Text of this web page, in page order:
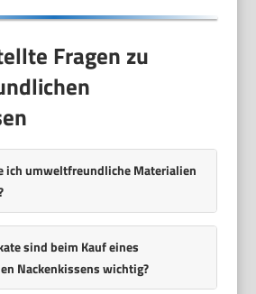
Fragen zu
ich umweltfreundliche Materialien
sind beim Kauf eines
Nackenkissens wichtig?